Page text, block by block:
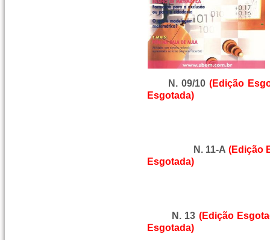
N. 09/10 (Edição
Esgotada)
N. 11-A (Edição
Esgotada)
N. 13 (Edição
Esgotada)